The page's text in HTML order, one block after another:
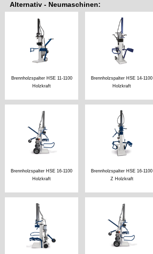
Alternativ - Neumaschinen:
Brennholzspalter HSE 11-1100
Holzkraft
Brennholzspalter HSE 14-1100
Holzkraft
Brennholzspalter HSE 16-1100
Holzkraft
Brennholzspalter HSE 16-1100
Z Holzkraft